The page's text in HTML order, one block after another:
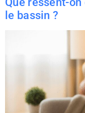
le bassin ?